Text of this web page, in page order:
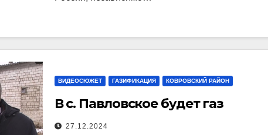
ВИДЕОСЮЖЕТ ГАЗИФИКАЦИЯ КОВРОВСКИЙ РАЙОН
В с. Павловское будет газ
27.12.2024